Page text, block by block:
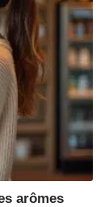
arômes